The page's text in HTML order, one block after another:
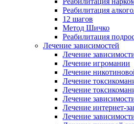
Реабилитация
12 шагов
Метод Шичко
Реабилитация
Лечение зависимостей
Лечение
Лечение игромании
Лечение
Лечение
Лечение
Лечение
Лечение интернет-
Лечение